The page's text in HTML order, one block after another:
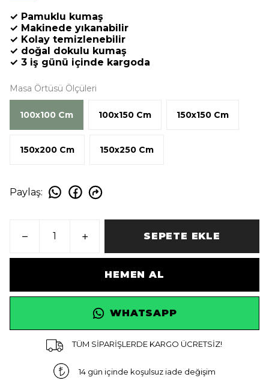
✓ Pamuklu kumaş
✓ Makinede yıkanabilir
✓ Kolay temizlenebilir
✓ doğal dokulu kumaş
✓ 3 iş günü içinde kargoda
Masa Örtüsü Ölçüleri
100x100 Cm 100x150 Cm 150x150 Cm
150x200 Cm 150x250 Cm
Paylaş:
SEPETE EKLE
HEMEN AL
WHATSAPP
TÜM SİPARİŞLERDE KARGO ÜCRETSİZ!
14 gün içinde koşulsuz iade değişim